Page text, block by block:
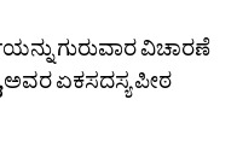
ಗುರುವಾರ ವಿಚಾರಣೆ
ಅವರ ಏಕಸದಸ್ಯ ಪೀಠ